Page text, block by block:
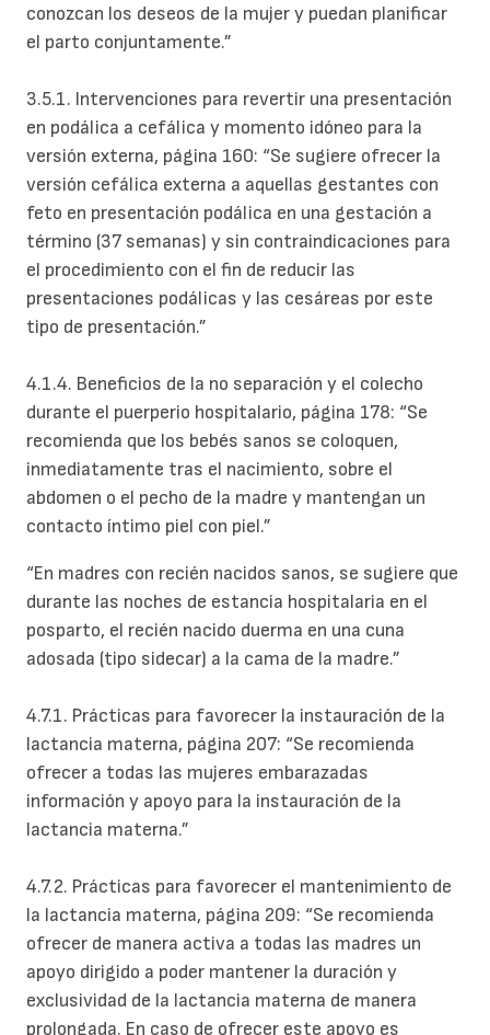
conozcan los deseos de la mujer y puedan planificar
el parto conjuntamente.”
3.5.1. Intervenciones para revertir una presentación
en podálica a cefálica y momento idóneo para la
versión externa, página 160: “Se sugiere ofrecer la
versión cefálica externa a aquellas gestantes con
feto en presentación podálica en una gestación a
término (37 semanas) y sin contraindicaciones para
el procedimiento con el fin de reducir las
presentaciones podálicas y las cesáreas por este
tipo de presentación.”
4.1.4. Beneficios de la no separación y el colecho
durante el puerperio hospitalario, página 178: “Se
recomienda que los bebés sanos se coloquen,
inmediatamente tras el nacimiento, sobre el
abdomen o el pecho de la madre y mantengan un
contacto íntimo piel con piel.”
“En madres con recién nacidos sanos, se sugiere que
durante las noches de estancia hospitalaria en el
posparto, el recién nacido duerma en una cuna
adosada (tipo sidecar) a la cama de la madre.”
4.7.1. Prácticas para favorecer la instauración de la
lactancia materna, página 207: “Se recomienda
ofrecer a todas las mujeres embarazadas
información y apoyo para la instauración de la
lactancia materna.”
4.7.2. Prácticas para favorecer el mantenimiento de
la lactancia materna, página 209: “Se recomienda
ofrecer de manera activa a todas las madres un
apoyo dirigido a poder mantener la duración y
exclusividad de la lactancia materna de manera
prolongada. En caso de ofrecer este apoyo es